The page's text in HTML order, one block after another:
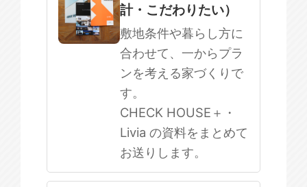
計・こだわりたい）
敷地条件や暮らし方に
合わせて、一からプラ
ンを考える家づくりで
す。
CHECK HOUSE＋・
Livia の資料をまとめて
お送りします。